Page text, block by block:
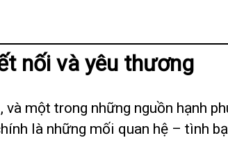
nối và yêu thương
một trong những nguồn hạnh
là những mối quan hệ – tình